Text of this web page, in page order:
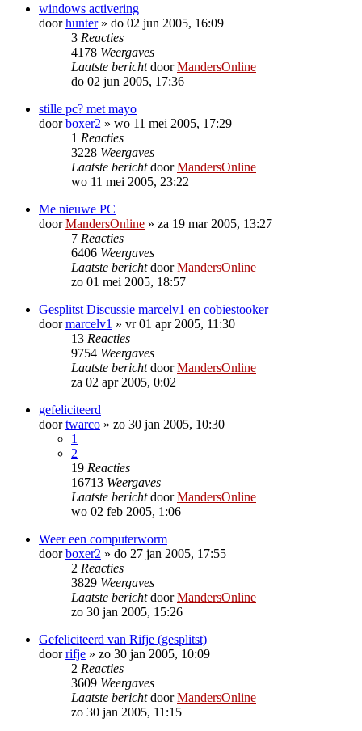
windows activering
doorhunter» do 02 jun 2005, 16:09
3 Reacties
4178 Weergaves
Laatste berichtdoorMandersOnline
do 02 jun 2005, 17:36
stille pc? met mayo
doorboxer2 » wo 11 mei 2005, 17:29
1 Reacties
3228 Weergaves
Laatste berichtdoorMandersOnline
wo 11 mei 2005, 23:22
Me nieuwe PC
doorMandersOnline » za 19 mar 2005, 13:27
7 Reacties
6406 Weergaves
Laatste berichtdoorMandersOnline
zo 01 mei 2005, 18:57
Gesplitst Discussie marcelv1 en cobiestooker
doormarcelv1 » vr 01 apr 2005, 11:30
13 Reacties
9754 Weergaves
Laatste berichtdoorMandersOnline
za 02 apr 2005, 0:02
gefeliciteerd
doortwarco » zo 30 jan 2005, 10:30
1
2
19 Reacties
16713 Weergaves
Laatste berichtdoorMandersOnline
wo 02 feb 2005, 1:06
Weer een computerworm
doorboxer2 » do 27 jan 2005, 17:55
2 Reacties
3829 Weergaves
Laatste berichtdoorMandersOnline
zo 30 jan 2005, 15:26
Gefeliciteerd van Rifje (gesplitst)
doorrifje » zo 30 jan 2005, 10:09
2 Reacties
3609 Weergaves
Laatste berichtdoorMandersOnline
zo 30 jan 2005, 11:15